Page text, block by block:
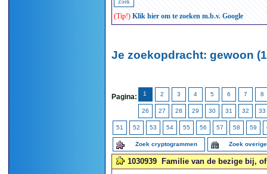
(Tip!) Klik hier om te zoeken m.b.v. Google
Je zoekopdracht: gewoon
Pagina: 1 2 3 4 5 6 7 8
26 27 28 29 30 31 32 33
51 52 53 54 55 56 57 58 59
Zoek cryptogrammen Zoek
1030939 Familie van de bezige bij,